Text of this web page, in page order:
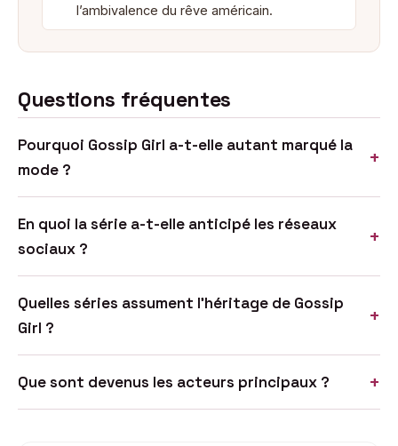
l’ambivalence du rêve américain.
Questions fréquentes
Pourquoi Gossip Girl a-t-elle autant marqué la
mode ?
+
En quoi la série a-t-elle anticipé les réseaux
sociaux ?
+
Quelles séries assument l’héritage de Gossip
Girl ?
+
Que sont devenus les acteurs principaux ? +